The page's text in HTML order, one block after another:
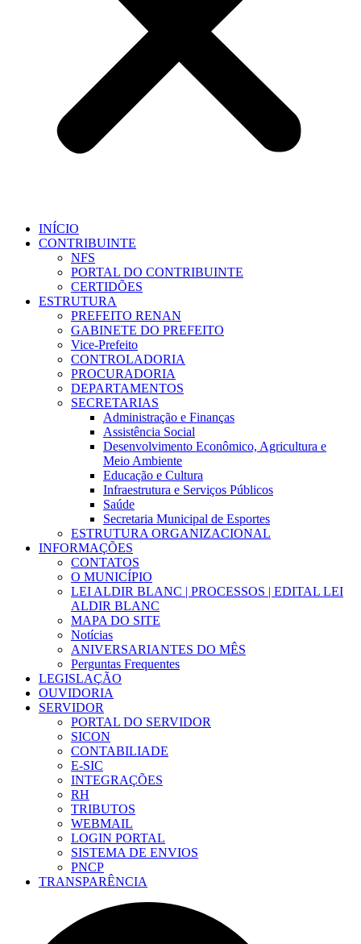
INÍCIO
CONTRIBUINTE
NFS
PORTAL DO CONTRIBUINTE
CERTIDÕES
ESTRUTURA
PREFEITO RENAN
GABINETE DO PREFEITO
Vice-Prefeito
CONTROLADORIA
PROCURADORIA
DEPARTAMENTOS
SECRETARIAS
Administração e Finanças
Assistência Social
Desenvolvimento Econômico, Agricultura e
Meio Ambiente
Educação e Cultura
Infraestrutura e Serviços Públicos
Saúde
Secretaria Municipal de Esportes
ESTRUTURA ORGANIZACIONAL
INFORMAÇÕES
CONTATOS
O MUNICÍPIO
LEI ALDIR BLANC | PROCESSOS | EDITAL LEI
ALDIR BLANC
MAPA DO SITE
Notícias
ANIVERSARIANTES DO MÊS
Perguntas Frequentes
LEGISLAÇÃO
OUVIDORIA
SERVIDOR
PORTAL DO SERVIDOR
SICON
CONTABILIADE
E-SIC
INTEGRAÇÕES
RH
TRIBUTOS
WEBMAIL
LOGIN PORTAL
SISTEMA DE ENVIOS
PNCP
TRANSPARÊNCIA